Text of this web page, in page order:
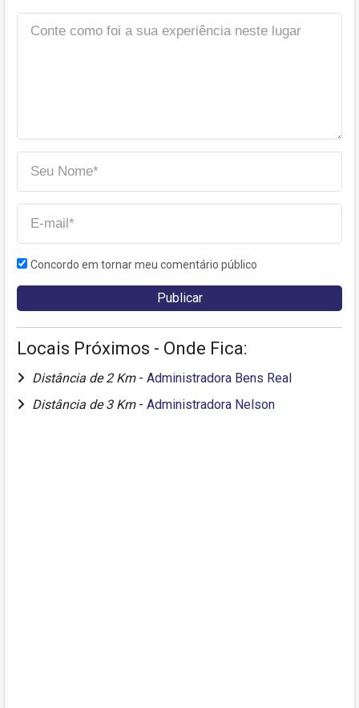
Concordo em tornar meu comentário público
Locais Próximos - Onde Fica:
Distância de 2 Km - Administradora Bens Real
Distância de 3 Km - Administradora Nelson